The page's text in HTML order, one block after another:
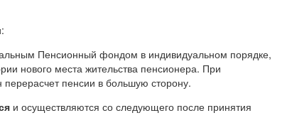
Пенсионный фондом в индивидуальном порядке,
нового места жительства пенсионера. При
пенсии в большую сторону.
и осуществляются со следующего после принятия